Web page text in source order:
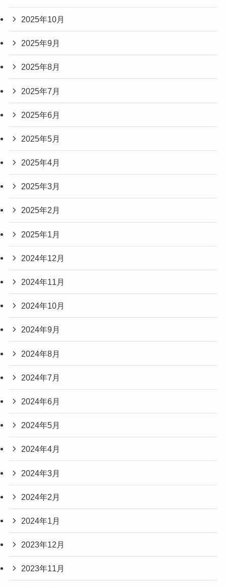
2025年10月
2025年9月
2025年8月
2025年7月
2025年6月
2025年5月
2025年4月
2025年3月
2025年2月
2025年1月
2024年12月
2024年11月
2024年10月
2024年9月
2024年8月
2024年7月
2024年6月
2024年5月
2024年4月
2024年3月
2024年2月
2024年1月
2023年12月
2023年11月